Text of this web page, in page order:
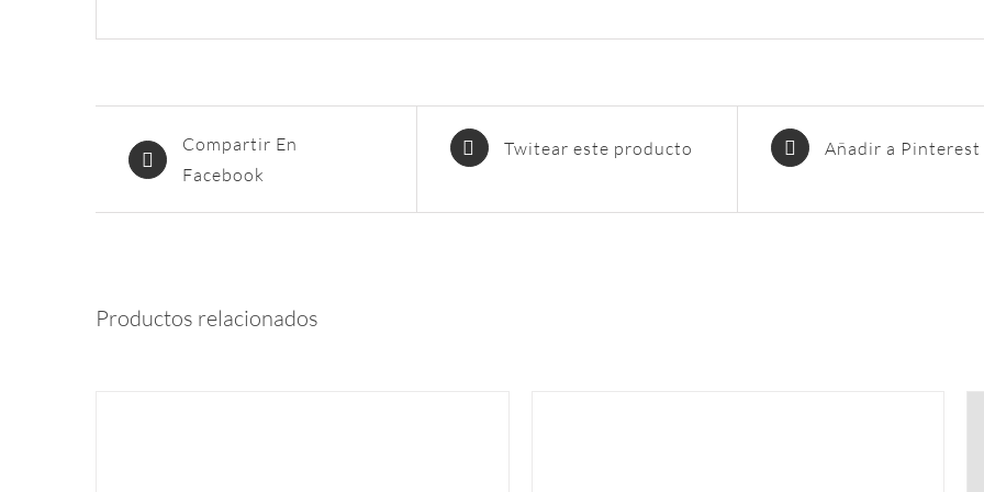
Compartir En
Facebook
Twitear este producto Añadir a Pinterest
Productos relacionados